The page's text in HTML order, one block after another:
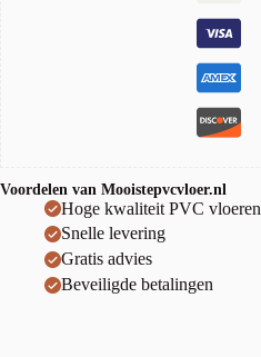
Voordelen van Mooistepvcvloer.nl
Hoge kwaliteit PVC vloeren
Snelle levering
Gratis advies
Beveiligde betalingen